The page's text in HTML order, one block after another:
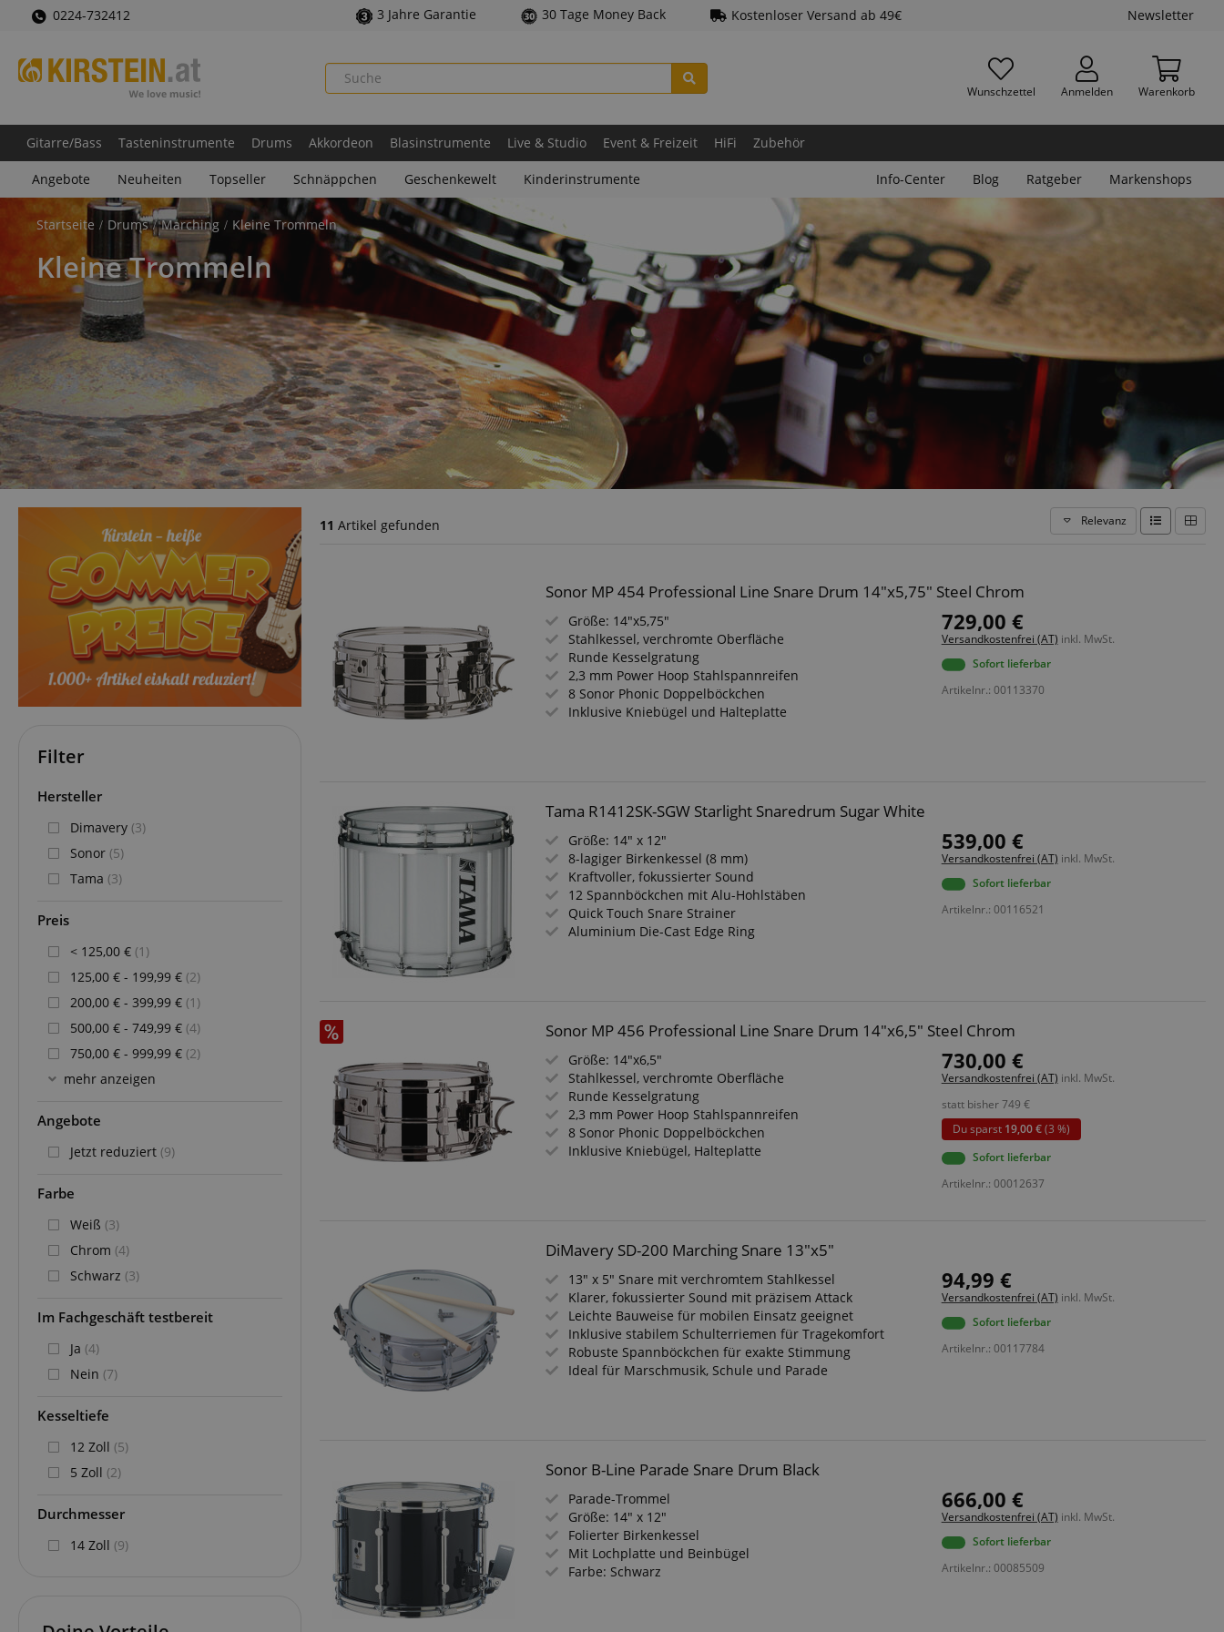
0224-732412 3 Jahre Garantie 30 Tage Money Back Kostenloser Versand ab 49€ Newsletter
Wunschzettel Anmelden Warenkorb
Gitarre/Bass Tasteninstrumente Drums Akkordeon Blasinstrumente Live & Studio Event & Freizeit HiFi Zubehör
Angebote Neuheiten Topseller Schnäppchen Geschenkewelt Kinderinstrumente Info-Center Blog Ratgeber Markenshops
Startseite Drums Marching Kleine Trommeln
Kleine Trommeln
11 Artikel gefunden Relevanz
Sonor MP 454 Professional Line Snare Drum 14"x5,75" Steel Chrom
Größe: 14"x5,75"
Stahlkessel, verchromte Oberfläche
Runde Kesselgratung
2,3 mm Power Hoop Stahlspannreifen
8 Sonor Phonic Doppelböckchen
Inklusive Kniebügel und Halteplatte
729,00 €
Versandkostenfrei (AT) inkl. MwSt.
Sofort lieferbar
Artikelnr.: 00113370
Tama R1412SK-SGW Starlight Snaredrum Sugar White
Größe: 14" x 12"
8-lagiger Birkenkessel (8 mm)
Kraftvoller, fokussierter Sound
12 Spannböckchen mit Alu-Hohlstäben
Quick Touch Snare Strainer
Aluminium Die-Cast Edge Ring
539,00 €
Versandkostenfrei (AT) inkl. MwSt.
Sofort lieferbar
Artikelnr.: 00116521
Sonor MP 456 Professional Line Snare Drum 14"x6,5" Steel Chrom
Größe: 14"x6,5"
Stahlkessel, verchromte Oberfläche
Runde Kesselgratung
2,3 mm Power Hoop Stahlspannreifen
8 Sonor Phonic Doppelböckchen
Inklusive Kniebügel, Halteplatte
730,00 €
Versandkostenfrei (AT) inkl. MwSt.
statt bisher749 €
Du sparst 19,00 €(3 %)
Sofort lieferbar
Artikelnr.: 00012637
DiMavery SD-200 Marching Snare 13"x5"
13" x 5" Snare mit verchromtem Stahlkessel
Klarer, fokussierter Sound mit präzisem Attack
Leichte Bauweise für mobilen Einsatz geeignet
Inklusive stabilem Schulterriemen für Tragekomfort
Robuste Spannböckchen für exakte Stimmung
Ideal für Marschmusik, Schule und Parade
94,99 €
Versandkostenfrei (AT) inkl. MwSt.
Sofort lieferbar
Artikelnr.: 00117784
Sonor B-Line Parade Snare Drum Black
Parade-Trommel
Größe: 14" x 12"
Folierter Birkenkessel
Mit Lochplatte und Beinbügel
Farbe: Schwarz
666,00 €
Versandkostenfrei (AT) inkl. MwSt.
Sofort lieferbar
Artikelnr.: 00085509
Filter
Hersteller
Dimavery (3)
Sonor (5)
Tama (3)
Preis
< 125,00 € (1)
125,00 € - 199,99 € (2)
200,00 € - 399,99 € (1)
500,00 € - 749,99 € (4)
750,00 € - 999,99 € (2)
mehr anzeigen
Angebote
Jetzt reduziert (9)
Farbe
Weiß (3)
Chrom (4)
Schwarz (3)
Im Fachgeschäft testbereit
Ja (4)
Nein (7)
Kesseltiefe
12 Zoll (5)
5 Zoll (2)
Durchmesser
14 Zoll (9)